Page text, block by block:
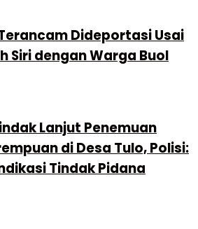
Dideportasi Usai
Siri dengan Warga Buol
Lanjut Penemuan
di Desa Tulo, Polisi:
Tindak Pidana